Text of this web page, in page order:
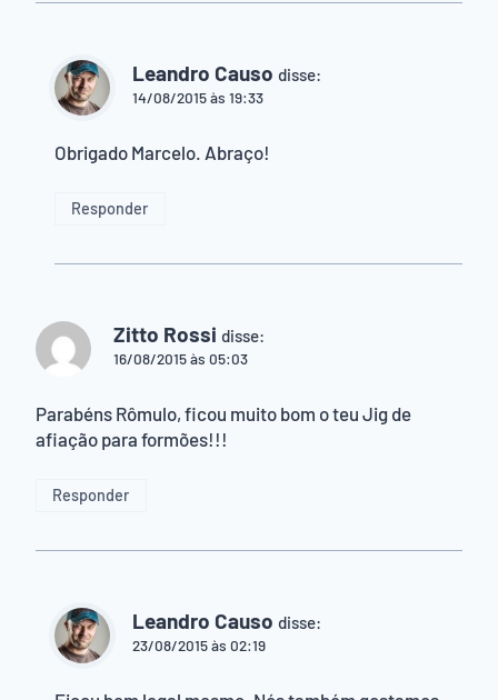
Leandro Causo disse:
14/08/2015 às 19:33
Obrigado Marcelo. Abraço!
Responder
Zitto Rossi disse:
16/08/2015 às 05:03
Parabéns Rômulo, ficou muito bom o teu Jig de
afiação para formões!!!
Responder
Leandro Causo disse:
23/08/2015 às 02:19